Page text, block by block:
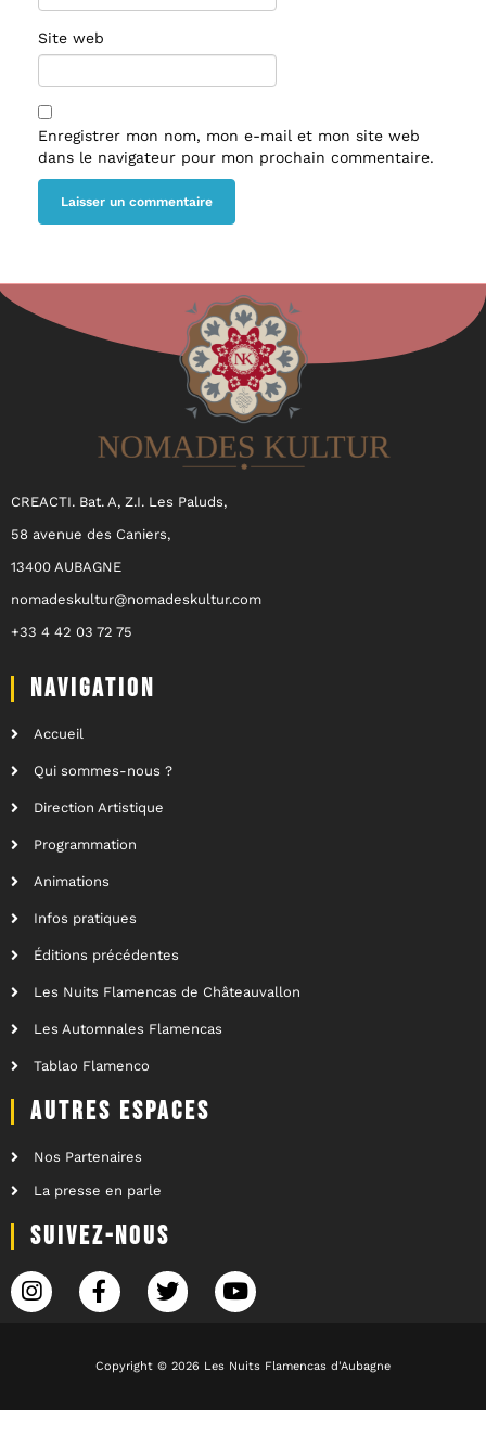
Site web
Enregistrer mon nom, mon e-mail et mon site web
dans le navigateur pour mon prochain commentaire.
CREACTI. Bat. A, Z.I. Les Paluds,
58 avenue des Caniers,
13400 AUBAGNE
nomadeskultur@nomadeskultur.com
+33 4 42 03 72 75
NAVIGATION
Accueil
Qui sommes-nous ?
Direction Artistique
Programmation
Animations
Infos pratiques
Éditions précédentes
Les Nuits Flamencas de Châteauvallon
Les Automnales Flamencas
Tablao Flamenco
AUTRES ESPACES
Nos Partenaires
La presse en parle
SUIVEZ-NOUS
Copyright © 2026 Les Nuits Flamencas d'Aubagne